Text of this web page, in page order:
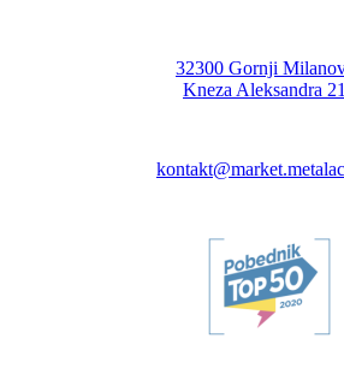
32300 Gornji
Kneza Aleksandra